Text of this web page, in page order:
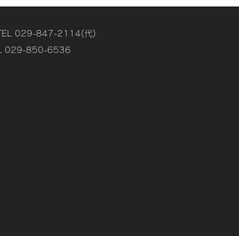
TEL 029-847-2114(代)
029-850-6536